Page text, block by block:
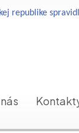
republike